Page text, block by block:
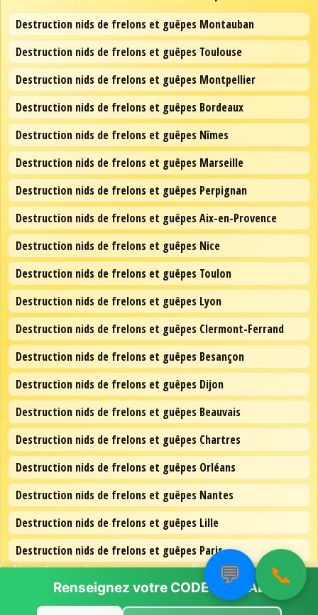
Nous utilisons des cookies pour vous offrir la meilleure
expérience sur notre site.
Vous pouvez en savoir plus sur les cookies que nous utilisons ou
les désactiver dansparamètres.
Destruction nids de frelons et guêpes Montauban
Destruction nids de frelons et guêpes Toulouse
Destruction nids de frelons et guêpes Montpellier
Destruction nids de frelons et guêpes Bordeaux
Destruction nids de frelons et guêpes Nîmes
Destruction nids de frelons et guêpes Marseille
Destruction nids de frelons et guêpes Perpignan
Destruction nids de frelons et guêpes Aix-en-Provence
Destruction nids de frelons et guêpes Nice
Destruction nids de frelons et guêpes Toulon
Destruction nids de frelons et guêpes Lyon
Destruction nids de frelons et guêpes Clermont-Ferrand
Destruction nids de frelons et guêpes Besançon
Destruction nids de frelons et guêpes Dijon
Destruction nids de frelons et guêpes Beauvais
Destruction nids de frelons et guêpes Chartres
Destruction nids de frelons et guêpes Orléans
Destruction nids de frelons et guêpes Nantes
Destruction nids de frelons et guêpes Lille
Destruction nids de frelons et guêpes Paris
💬 📞
Renseignez votre CODE POSTAL